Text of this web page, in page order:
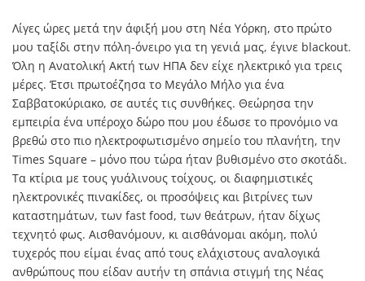
Λίγες ώρες μετά την άφιξή μου στη Νέα Υόρκη, στο πρώτο
μου ταξίδι στην πόλη-όνειρο για τη γενιά μας, έγινε blackout.
Όλη η Aνατολική Aκτή των ΗΠΑ δεν είχε ηλεκτρικό για τρεις
μέρες. Έτσι πρωτοέζησα το Μεγάλο Μήλο για ένα
Σαββατοκύριακο, σε αυτές τις συνθήκες. Θεώρησα την
εμπειρία ένα υπέροχο δώρο που μου έδωσε το προνόμιο να
βρεθώ στο πιο ηλεκτροφωτισμένο σημείο του πλανήτη, την
Times Square – μόνο που τώρα ήταν βυθισμένο στο σκοτάδι.
Τα κτίρια με τους γυάλινους τοίχους, οι διαφημιστικές
ηλεκτρονικές πινακίδες, οι προσόψεις και βιτρίνες των
καταστημάτων, των fast food, των θεάτρων, ήταν δίχως
τεχνητό φως. Αισθανόμουν, κι αισθάνομαι ακόμη, πολύ
τυχερός που είμαι ένας από τους ελάχιστους αναλογικά
ανθρώπους που είδαν αυτήν τη σπάνια στιγμή της Νέας